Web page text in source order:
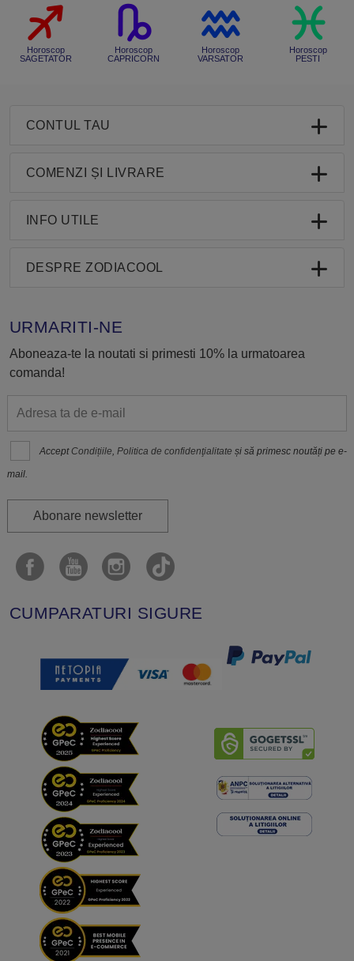
Horoscop
SAGETATOR
Horoscop
CAPRICORN
Horoscop
VARSATOR
Horoscop
PESTI
CONTUL TAU
COMENZI ȘI LIVRARE
INFO UTILE
DESPRE ZODIACOOL
URMARITI-NE
Aboneaza-te la noutati si primesti 10% la urmatoarea
comanda!
Accept Condițiile,Politica de confidenţialitate și să primesc noutăți pe e-
mail.
Abonare newsletter
CUMPARATURI SIGURE